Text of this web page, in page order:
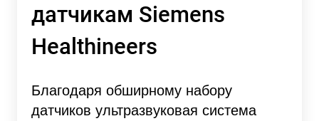
датчикам Siemens
Healthineers
Благодаря обширному набору
датчиков ультразвуковая система